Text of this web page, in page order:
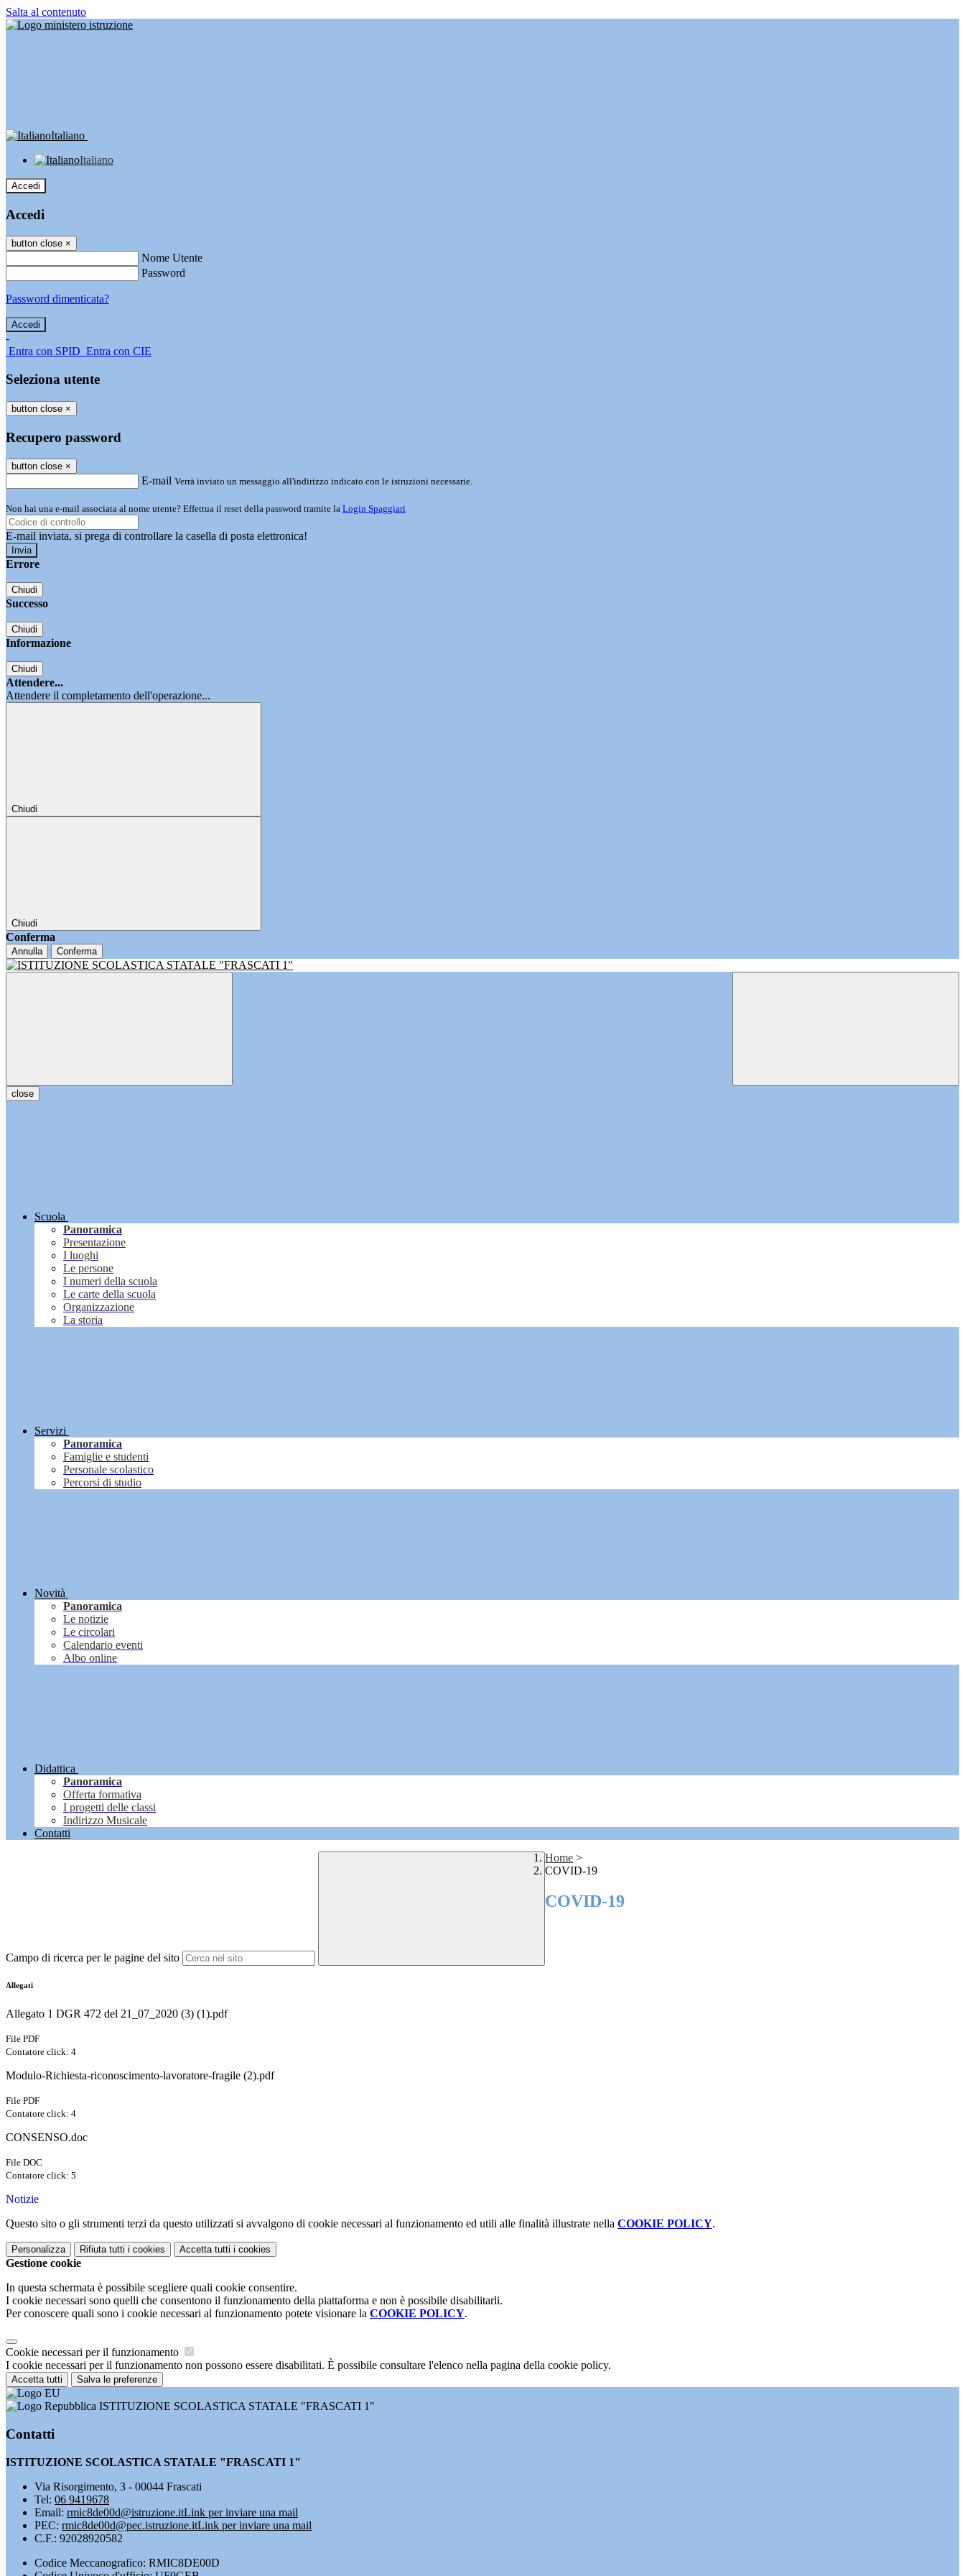
Salta al contenuto
Italiano
Italiano
Accedi
Accedi
button close ×
Nome Utente
Password
Password dimenticata?
-
Entra con SPID Entra con CIE
Seleziona utente
button close ×
Recupero password
button close ×
E-mail Verrà inviato un messaggio all'indirizzo indicato con le istruzioni necessarie.
Non hai una e-mail associata al nome utente? Effettua il reset della password tramite la Login Spaggiari
E-mail inviata, si prega di controllare la casella di posta elettronica!
Errore
Chiudi
Successo
Chiudi
Informazione
Chiudi
Attendere...
Attendere il completamento dell'operazione...
Chiudi
Chiudi
Conferma
Annulla Conferma
close
Scuola
Panoramica
Presentazione
I luoghi
Le persone
I numeri della scuola
Le carte della scuola
Organizzazione
La storia
Servizi
Panoramica
Famiglie e studenti
Personale scolastico
Percorsi di studio
Novità
Panoramica
Le notizie
Le circolari
Calendario eventi
Albo online
Didattica
Panoramica
Offerta formativa
I progetti delle classi
Indirizzo Musicale
Contatti
Campo di ricerca per le pagine del sito
Home >
COVID-19
COVID-19
Allegati
Allegato 1 DGR 472 del 21_07_2020 (3) (1).pdf
File PDF
Contatore click: 4
Modulo-Richiesta-riconoscimento-lavoratore-fragile (2).pdf
File PDF
Contatore click: 4
CONSENSO.doc
File DOC
Contatore click: 5
Notizie
Questo sito o gli strumenti terzi da questo utilizzati si avvalgono di cookie necessari al funzionamento ed utili alle finalità illustrate nella COOKIE POLICY.
Personalizza Rifiuta tutti i cookies Accetta tutti i cookies
Gestione cookie
In questa schermata è possibile scegliere quali cookie consentire.
I cookie necessari sono quelli che consentono il funzionamento della piattaforma e non è possibile disabilitarli.
Per conoscere quali sono i cookie necessari al funzionamento potete visionare la COOKIE POLICY.
Cookie necessari per il funzionamento
I cookie necessari per il funzionamento non possono essere disabilitati. È possibile consultare l'elenco nella pagina della cookie policy.
Accetta tutti Salva le preferenze
ISTITUZIONE SCOLASTICA STATALE "FRASCATI 1"
Contatti
ISTITUZIONE SCOLASTICA STATALE "FRASCATI 1"
Via Risorgimento, 3 - 00044 Frascati
Tel: 06 9419678
Email: rmic8de00d@istruzione.itLink per inviare una mail
PEC: rmic8de00d@pec.istruzione.itLink per inviare una mail
C.F.: 92028920582
Codice Meccanografico: RMIC8DE00D